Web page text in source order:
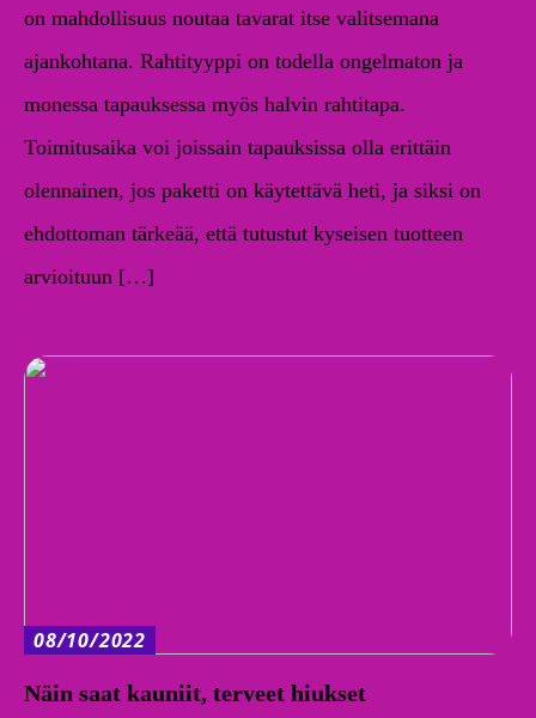
on mahdollisuus noutaa tavarat itse valitsemana
ajankohtana. Rahtityyppi on todella ongelmaton ja
monessa tapauksessa myös halvin rahtitapa.
Toimitusaika voi joissain tapauksissa olla erittäin
olennainen, jos paketti on käytettävä heti, ja siksi on
ehdottoman tärkeää, että tutustut kyseisen tuotteen
arvioituun […]
08/10/2022
Näin saat kauniit, terveet hiukset